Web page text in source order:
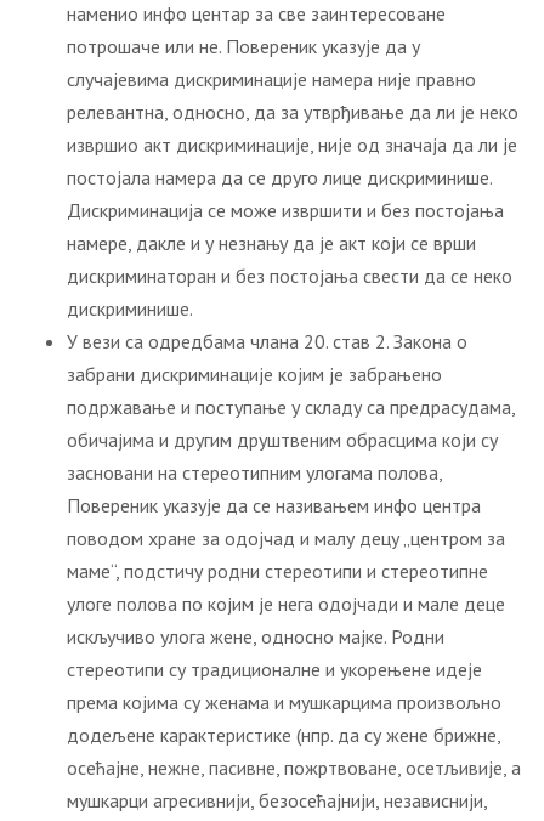
наменио инфо центар за све заинтересоване
потрошаче или не. Повереник указује да у
случајевима дискриминације намера није правно
релевантна, односно, да за утврђивање да ли је неко
извршио акт дискриминације, није од значаја да ли је
постојала намера да се друго лице дискриминише.
Дискриминација се може извршити и без постојања
намере, дакле и у незнању да је акт који се врши
дискриминаторан и без постојања свести да се неко
дискриминише.
У вези са одредбама члана 20. став 2. Закона о
забрани дискриминације којим је забрањено
подржавање и поступање у складу са предрасудама,
обичајима и другим друштвеним обрасцима који су
засновани на стереотипним улогама полова,
Повереник указује да се називањем инфо центра
поводом хране за одојчад и малу децу „центром за
маме“, подстичу родни стереотипи и стереотипне
улоге полова по којим је нега одојчади и мале деце
искључиво улога жене, односно мајке. Родни
стереотипи су традиционалне и укорењене идеје
према којима су женама и мушкарцима произвољно
додељене карактеристике (нпр. да су жене брижне,
осећајне, нежне, пасивне, пожртвоване, осетљивије, а
мушкарци агресивнији, безосећајнији, независнији,